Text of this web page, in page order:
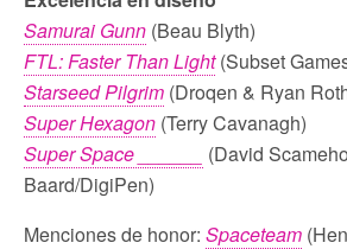
Samurai Gunn (Beau Blyth)
FTL: Faster Than Light(Subset
Starseed Pilgrim (Droqen & Ryan
Super Hexagon (Terry Cavanagh)
Super Space ______
(David
Baard/DigiPen)
Menciones de honor: Spaceteam